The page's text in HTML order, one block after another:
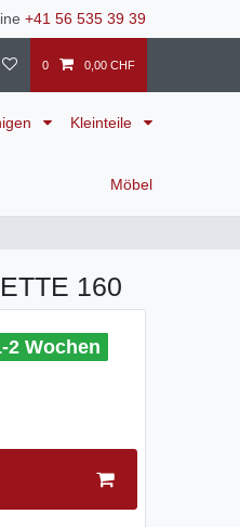
+41 56 535 39 39
0 0,00 CHF
Kleinteile
Möbel
160
2 Wochen